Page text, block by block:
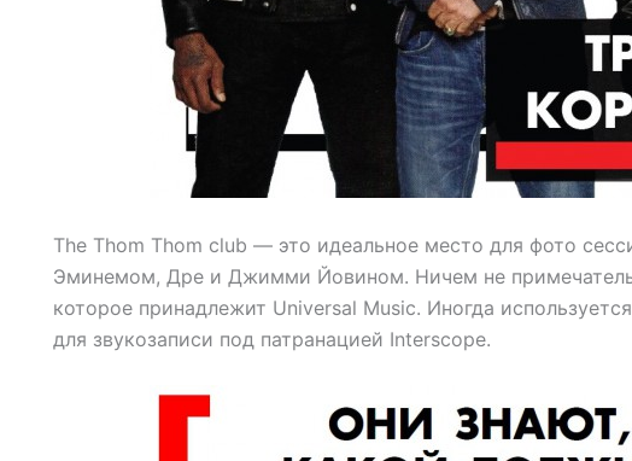
The Thom Thom club — это идеальное место для фото
Эминемом, Дре и Джимми Йовином. Ничем не
которое принадлежит Universal Music. Иногда
для звукозаписи под патранацией Interscope.